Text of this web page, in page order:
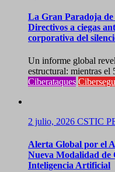
La Gran Paradoja de
Directivos a ciegas
corporativa del
Un informe global
estructural: mientras el
Ciberataques
2 julio, 2026 CSTIC
Alerta Global por el
Nueva Modalidad de
Inteligencia Artificial